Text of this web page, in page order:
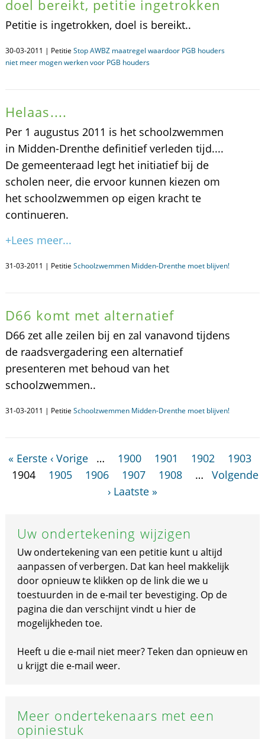
doel bereikt, petitie ingetrokken
Petitie is ingetrokken, doel is bereikt..
30-03-2011 | Petitie Stop AWBZ maatregel waardoor PGB houders
niet meer mogen werken voor PGB houders
Helaas....
Per 1 augustus 2011 is het schoolzwemmen
in Midden-Drenthe definitief verleden tijd....
De gemeenteraad legt het initiatief bij de
scholen neer, die ervoor kunnen kiezen om
het schoolzwemmen op eigen kracht te
continueren.
+Lees meer...
31-03-2011 | Petitie Schoolzwemmen Midden-Drenthe moet blijven!
D66 komt met alternatief
D66 zet alle zeilen bij en zal vanavond tijdens
de raadsvergadering een alternatief
presenteren met behoud van het
schoolzwemmen..
31-03-2011 | Petitie Schoolzwemmen Midden-Drenthe moet blijven!
« Eerste ‹ Vorige … 1900 1901 1902
1903
1904
1905 1906 1907 1908 …
Volgende
› Laatste »
Uw ondertekening wijzigen
Uw ondertekening van een petitie kunt u altijd
aanpassen of verbergen. Dat kan heel makkelijk
door opnieuw te klikken op de link die we u
toestuurden in de e-mail ter bevestiging. Op de
pagina die dan verschijnt vindt u hier de
mogelijkheden toe.
Heeft u die e-mail niet meer? Teken dan opnieuw en
u krijgt die e-mail weer.
Meer ondertekenaars met een
opiniestuk